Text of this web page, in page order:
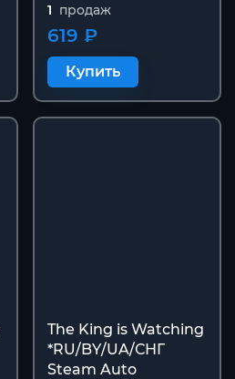
1 продаж
619 ₽
Купить
The King is Watching
*RU/BY/UA/СНГ
Steam Auto